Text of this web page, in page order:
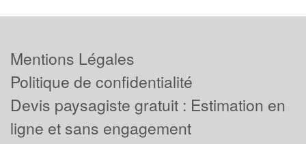
Mentions Légales
Politique de confidentialité
Devis paysagiste gratuit : Estimation en
ligne et sans engagement